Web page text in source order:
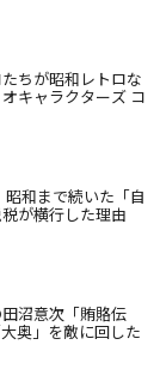
ちが昭和レトロな
キャラクターズ コ
和まで続いた「自
が横行した理由
沼意次「賄賂伝
奥」を敵に回した